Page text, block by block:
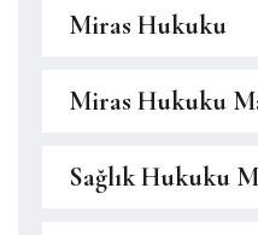
Miras Hukuku
Miras Hukuku
Sağlık Hukuku